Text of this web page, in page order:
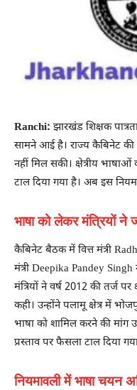
Ranchi: झारखंड शिक्षक
सामने आई है। राज्य कैबिनेट
नहीं मिल सकी। क्षेत्रीय
टाल दिया गया है। अब इस
भाषा को लेकर मंत्रियों ने
कैबिनेट बैठक में वित्त मंत्री
मंत्री Deepika Pandey
मंत्रियों ने वर्ष 2012 की तर्ज
कही। उन्होंने पलामू क्षेत्र में
भाषा को शामिल करने की मांग
प्रस्ताव पर फैसला टाल दिया
नियमावली में भाषा चयन